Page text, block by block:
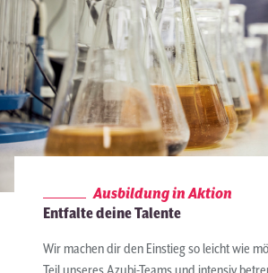
Ausbildung in Aktion
Entfalte deine Talente
Wir machen dir den Einstieg so leicht wie